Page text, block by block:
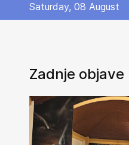
Saturday, 08 August
Zadnje objave